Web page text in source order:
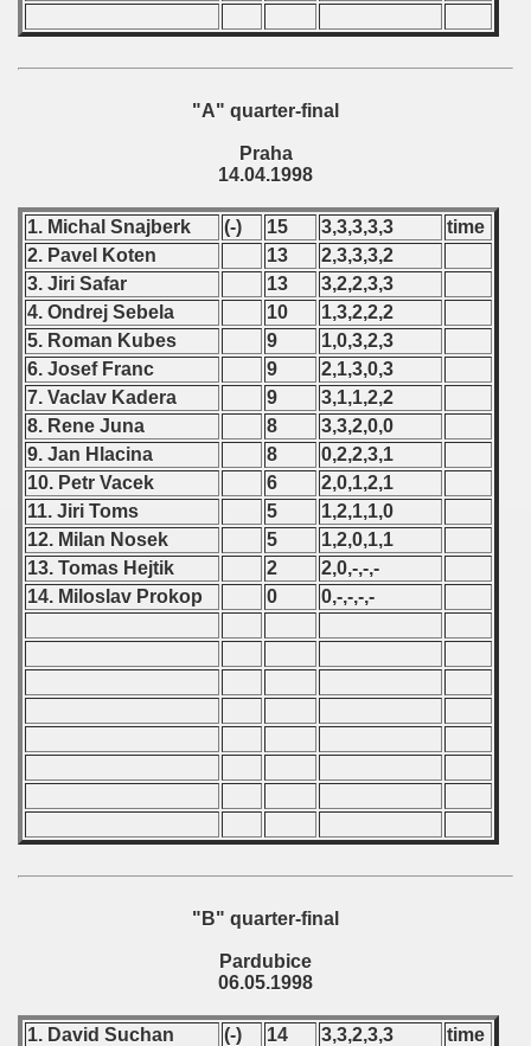
"A" quarter-final
Praha
14.04.1998
1. Michal Snajberk (-) 15 3,3,3,3,3
time
2. Pavel Koten
13
2,3,3,3,2
3. Jiri Safar
13
3,2,2,3,3
4. Ondrej Sebela
10
1,3,2,2,2
5. Roman Kubes
9
1,0,3,2,3
6. Josef Franc
9
2,1,3,0,3
7. Vaclav Kadera
9
3,1,1,2,2
8. Rene Juna
8
3,3,2,0,0
9. Jan Hlacina
8
0,2,2,3,1
10. Petr Vacek
6
2,0,1,2,1
11. Jiri Toms
5
1,2,1,1,0
12. Milan Nosek
5
1,2,0,1,1
13. Tomas Hejtik
2
2,0,-,-,-
14. Miloslav Prokop
0 0,-,-,-,-
"B" quarter-final
Pardubice
06.05.1998
1. David Suchan (-) 14 3,3,2,3,3
time
- 2017
- 2019
- 2022
- 2023
- 2024
- 2025
classe